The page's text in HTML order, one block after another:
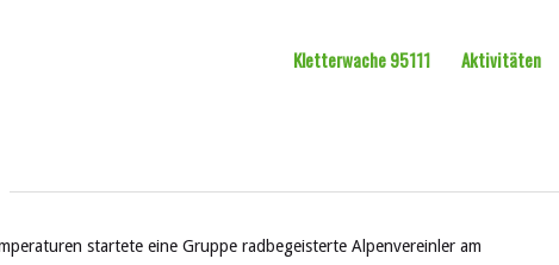
Kletterwache 95111 Aktivitäten
startete eine Gruppe radbegeisterte Alpenvereinler am